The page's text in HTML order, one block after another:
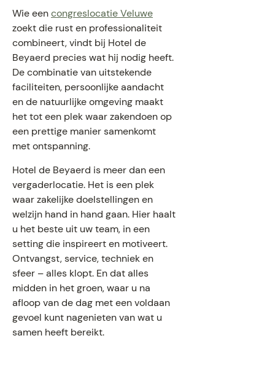
Wie eencongreslocatie Veluwe
zoekt die rust en professionaliteit
combineert, vindt bij Hotel de
Beyaerd precies wat hij nodig heeft.
De combinatie van uitstekende
faciliteiten, persoonlijke aandacht
en de natuurlijke omgeving maakt
het tot een plek waar zakendoen op
een prettige manier samenkomt
met ontspanning.
Hotel de Beyaerd is meer dan een
vergaderlocatie. Het is een plek
waar zakelijke doelstellingen en
welzijn hand in hand gaan. Hier haalt
u het beste uit uw team, in een
setting die inspireert en motiveert.
Ontvangst, service, techniek en
sfeer – alles klopt. En dat alles
midden in het groen, waar u na
afloop van de dag met een voldaan
gevoel kunt nagenieten van wat u
samen heeft bereikt.